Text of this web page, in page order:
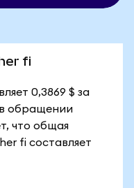
fi
0,3869 $ за
в обращении
что общая
fi составляет